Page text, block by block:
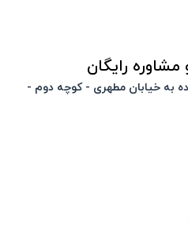
مشاوره رایگان
به خیابان مطهری - کوچه دوم -